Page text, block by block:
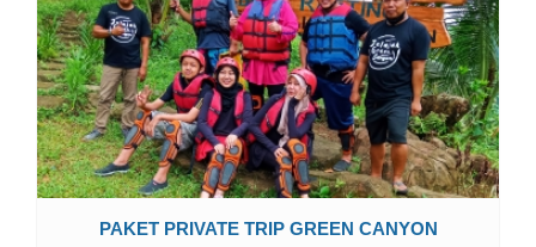
PAKET PRIVATE TRIP GREEN CANYON